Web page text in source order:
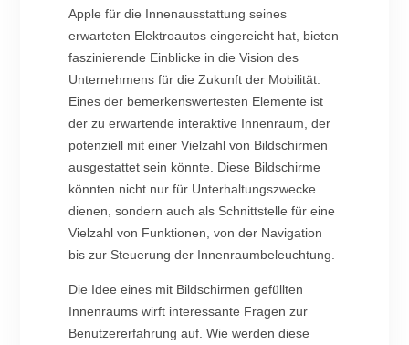
Apple für die Innenausstattung seines
erwarteten Elektroautos eingereicht hat, bieten
faszinierende Einblicke in die Vision des
Unternehmens für die Zukunft der Mobilität.
Eines der bemerkenswertesten Elemente ist
der zu erwartende interaktive Innenraum, der
potenziell mit einer Vielzahl von Bildschirmen
ausgestattet sein könnte. Diese Bildschirme
könnten nicht nur für Unterhaltungszwecke
dienen, sondern auch als Schnittstelle für eine
Vielzahl von Funktionen, von der Navigation
bis zur Steuerung der Innenraumbeleuchtung.
Die Idee eines mit Bildschirmen gefüllten
Innenraums wirft interessante Fragen zur
Benutzererfahrung auf. Wie werden diese